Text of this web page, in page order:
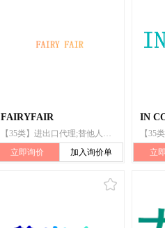
FAIRYFAIR
【35类】进出口代理;替他人推销;替他人采购（替其他企业购买商品或服务）
立即询价
加入询价单
IN
立